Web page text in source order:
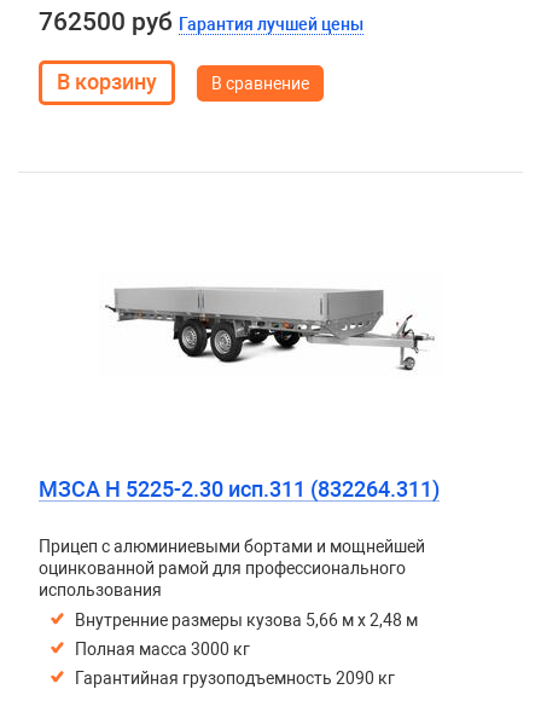
762500 руб Гарантия лучшей цены
В сравнение
МЗСА H 5225-2.30 исп.311 (832264.311)
Прицеп с алюминиевыми бортами и мощнейшей
оцинкованной рамой для профессионального
использования
Внутренние размеры кузова 5,66 м х 2,48 м
Полная масса 3000 кг
Гарантийная грузоподъемность 2090 кг